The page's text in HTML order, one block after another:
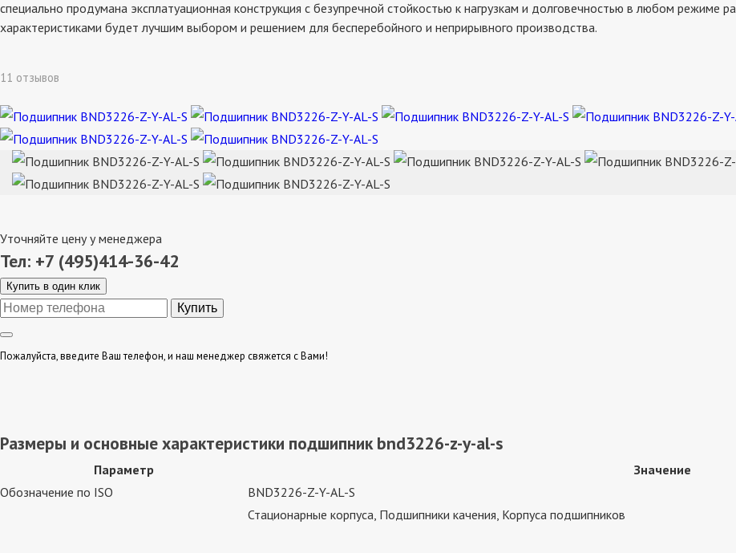
специально продумана эксплатуационная конструкция с безупречной стойкостью к нагрузкам и долговечностью в любом
характеристиками будет лучшим выбором и решением для бесперебойного и неприрывного производства.
11 отзывов
Уточняйте цену у менеджера
Тел: +7 (495)414-36-42
Купить в один клик
Пожалуйста, введите Ваш телефон, и наш менеджер свяжется с Вами!
Размеры и основные характеристики подшипник bnd3226-z-y-al-s
Параметр
Значение
Обозначение по ISO
BND3226-Z-Y-AL-S
Стационарные корпуса, Подшипники качения, Корпуса подшипников